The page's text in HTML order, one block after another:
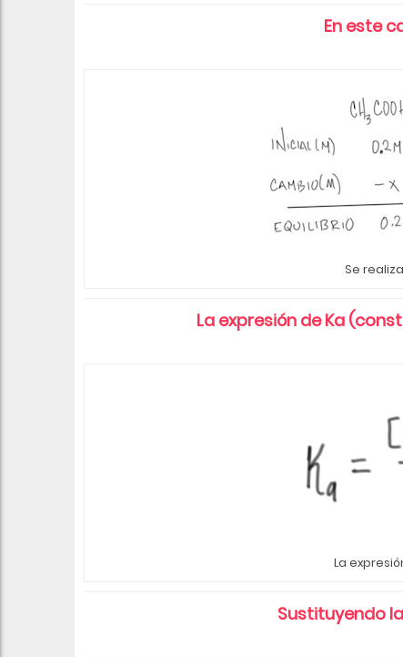
En este
Se
La expresión de Ka
La
Sustituyendo